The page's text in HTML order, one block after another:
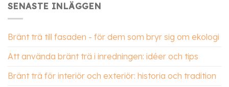
SENASTE INLÄGGEN
Bränt trä till fasaden - för dem som bryr sig om ekologi
Att använda bränt trä i inredningen: idéer och tips
Bränt trä för interiör och exteriör: historia och tradition